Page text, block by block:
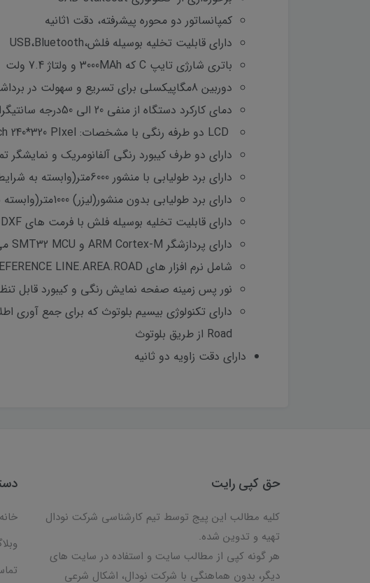
کمپانساتور دو محوره پیشرفته، دقت 1ثانیه
دارای قابلیت تخلیه بوسیله فلش،USB،Bluetooth
باتری شارژی تایپ C که 3000MAh و ولتاژ 7.4 ولت
دوربین 8مگاپیکسلی برای تسریع و سهولت در برداشت
دمای کارکرد دستگاه از منفی 20 الی 50درجه سانتیگراد
دارای دو طرف کیبورد رنگی آلفانومریک و نمایشگر
دارای برد طولیابی با منشور 6000متر(وابسته به شرایط جوی) با دقت 2mm+2ppm
دارای برد طولیابی بدون منشور(لیزر) 1000متر(وابسته به شرایط جوی) با دقت 3mm+2ppm
دارای قابلیت تخلیه بوسیله فلش با فرمت های TXT.DXF و انتقال همان لحظه به گوشی اندروید
دارای پردازشگر ARM Cortex-M و SMT32 MCU می تواند سرعت پردازش بالا و کاهش برق مصرفی را فراهم می کند
شامل نرم افزار های RESECTION.STAKE OUT.SURVEY.TIE DISTANCE.COGO.REFERECE ARC.REFERENCE LINE.AREA.ROAD
نور پس زمینه صفحه نمایش رنگی و کیبورد قابل
Road از طریق بلوتوث
دارای دقت زاویه دو ثانیه
حق کپی رایت
کلیه مطالب این پیج توسط تیم کارشناسی شرکت نودال
تهیه و تدوین شده.
هر گونه کپی از مطالب سایت و استفاده در سایت های
دیگر، بدون هماهنگی با شرکت نودال، اشکال شرعی
خانه